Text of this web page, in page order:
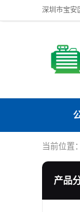
当前位置：
产品